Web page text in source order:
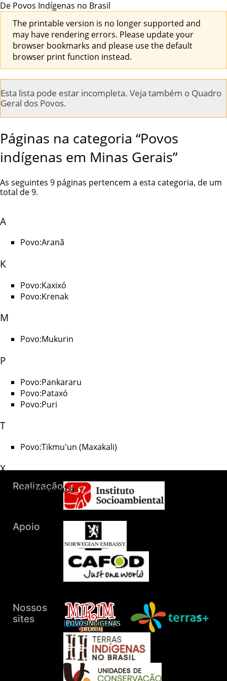
De Povos Indígenas no Brasil
The printable version is no longer supported and
may have rendering errors. Please update your
browser bookmarks and please use the default
browser print function instead.
Esta lista pode estar incompleta. Veja também o Quadro
Geral dos Povos.
Páginas na categoria “Povos
indígenas em Minas Gerais”
As seguintes 9 páginas pertencem a esta categoria, de um
total de 9.
A
Povo:Aranã
K
Povo:Kaxixó
Povo:Krenak
M
Povo:Mukurin
P
Povo:Pankararu
Povo:Pataxó
Povo:Puri
T
Povo:Tikmu'un (Maxakali)
X
Povo:Xakriabá